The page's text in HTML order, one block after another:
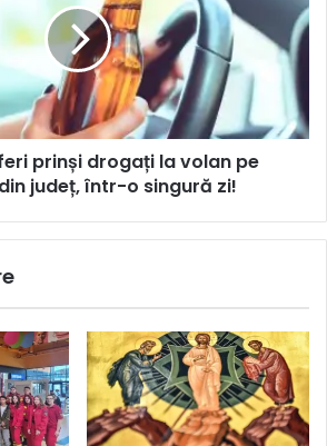
prinși drogați la volan pe
județ, într-o singură zi!